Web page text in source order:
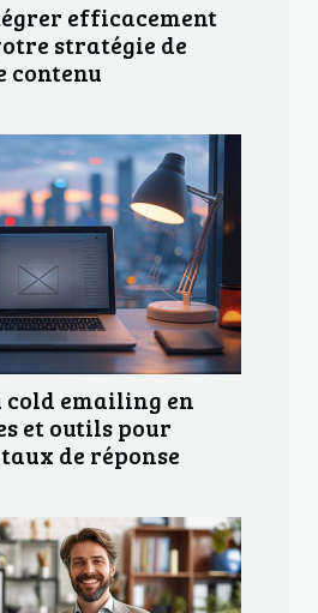
efficacement
stratégie de
contenu
emailing en
et outils pour
de réponse